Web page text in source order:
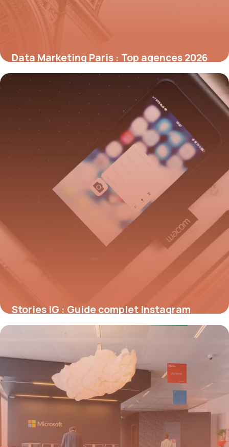
Data Marketing Paris : Top agences 2026
10 juillet 2026
Stories IG : Guide complet Instagram
Stories 2026